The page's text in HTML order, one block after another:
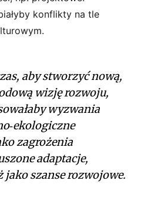
konflikty na tle
aby stworzyć nową,
wizję rozwoju,
wyzwania
zagrożenia
adaptacje,
jako szanse rozwojowe.